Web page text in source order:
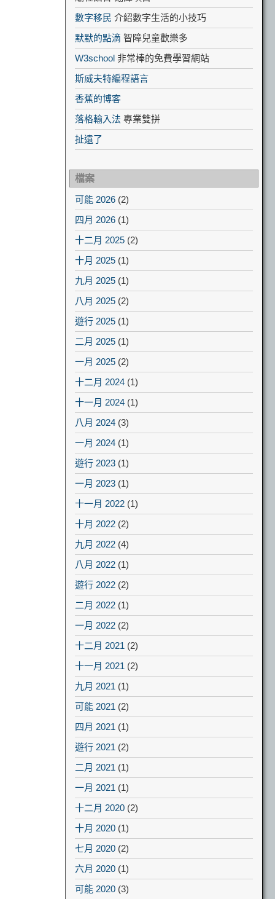
數字移民 介紹數字生活的小技巧
默默的點滴 智障兒童歡樂多
W3school 非常棒的免費學習網站
斯威夫特編程語言
香蕉的博客
落格輸入法 專業雙拼
扯遠了
檔案
可能 2026 (2)
四月 2026 (1)
十二月 2025 (2)
十月 2025 (1)
九月 2025 (1)
八月 2025 (2)
遊行 2025 (1)
二月 2025 (1)
一月 2025 (2)
十二月 2024 (1)
十一月 2024 (1)
八月 2024 (3)
一月 2024 (1)
遊行 2023 (1)
一月 2023 (1)
十一月 2022 (1)
十月 2022 (2)
九月 2022 (4)
八月 2022 (1)
遊行 2022 (2)
二月 2022 (1)
一月 2022 (2)
十二月 2021 (2)
十一月 2021 (2)
九月 2021 (1)
可能 2021 (2)
四月 2021 (1)
遊行 2021 (2)
二月 2021 (1)
一月 2021 (1)
十二月 2020 (2)
十月 2020 (1)
七月 2020 (2)
六月 2020 (1)
可能 2020 (3)